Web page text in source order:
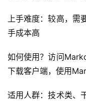
上手难度：较高，
手成本高
如何使用？访问
下载客户端，使用
适用人群：技术类、